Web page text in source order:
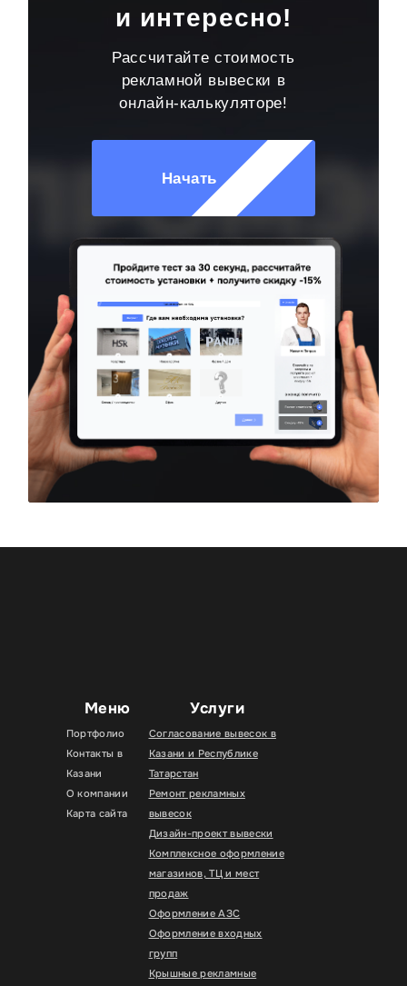
и интересно!
Рассчитайте стоимость
рекламной вывески в
онлайн-калькуляторе!
Начать
Меню
Портфолио
Контакты в
Казани
О компании
Карта сайта
Услуги
Согласование вывесок в
Казани и Республике
Татарстан
Ремонт рекламных
вывесок
Дизайн-проект вывески
Комплексное оформление
магазинов, ТЦ и мест
продаж
Оформление АЗС
Оформление входных
групп
Крышные рекламные